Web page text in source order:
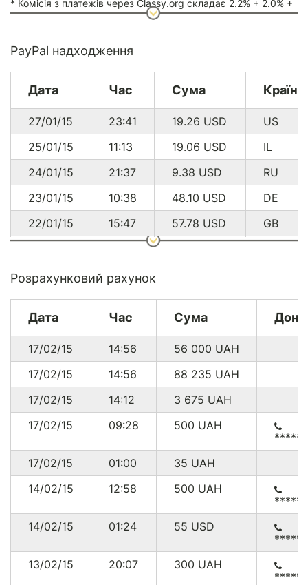
* Комісія з платежів через Classy.org складає 2.2% + 2.0% +
$0.30
PayPal надходження
Дата Час Сума Країна
27/01/15 23:41 19.26 USD
US
25/01/15
11:13 19.06 USD
IL
24/01/15
21:37 9.38 USD
RU
23/01/15
10:38 48.10 USD
DE
22/01/15
15:47 57.78 USD
GB
27/12/14
01:10
16/12/14
17:37 18.92USD
DE
14/12/14
21:02 9.41USD
US
13/12/14
14:19 0.66USD
* 288.45 USD що на дату конвертації (03.03.2015)
становило 7747.22 грн.
* Комісія з платежів черезPayPalскладає від 0.3% до 7.4%
+ $0.30
Розрахунковий рахунок
Дата Час Сума
17/02/15 14:56 56 000 UAH
17/02/15
14:56 88 235 UAH
17/02/15
14:12 3 675 UAH
17/02/15
09:28 500 UAH
17/02/15
01:00 35 UAH
14/02/15
12:58 500 UAH
14/02/15
01:24 55 USD
13/02/15
20:07 300 UAH